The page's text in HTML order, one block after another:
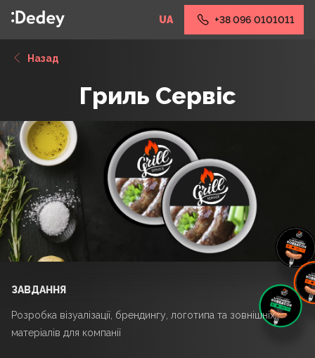
UA +38 096 0101011
Назад
Гриль Сервіс
ЗАВДАННЯ
Розробка візуалізації, брендингу, логотипа та зовнішніх
матеріалів для компанії